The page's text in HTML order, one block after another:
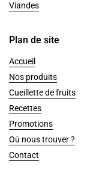
Viandes
Plan de site
Accueil
Nos produits
Cueillette de fruits
Recettes
Promotions
Où nous trouver ?
Contact